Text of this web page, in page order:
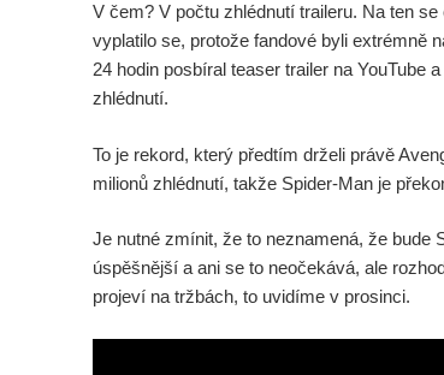
V čem? V počtu zhlédnutí traileru. Na ten
vyplatilo se, protože fandové byli extrémně
24 hodin posbíral teaser trailer na YouTube
zhlédnutí.
To je rekord, který předtím drželi právě
milionů zhlédnutí, takže Spider-Man je
Je nutné zmínit, že to neznamená, že bude
úspěšnější a ani se to neočekává, ale
projeví na tržbách, to uvidíme v prosinci.